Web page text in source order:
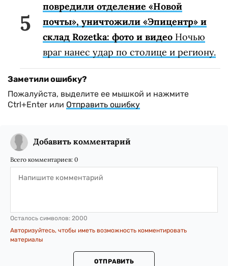
повредили отделение «Новой
почты», уничтожили «Эпицентр» и
склад Rozetka: фото и видео Ночью
враг нанес удар по столице и региону.
Заметили ошибку?
Пожалуйста, выделите ее мышкой и нажмите
Ctrl+Enter или Отправить ошибку
Добавить комментарий
Всего комментариев: 0
Осталось символов: 2000
Авторизуйтесь, чтобы иметь возможность комментировать
материалы
ОТПРАВИТЬ